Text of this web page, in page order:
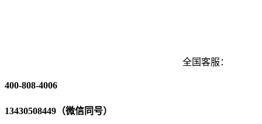
全国客服：
400-808-4006
13430508449（微信同号）